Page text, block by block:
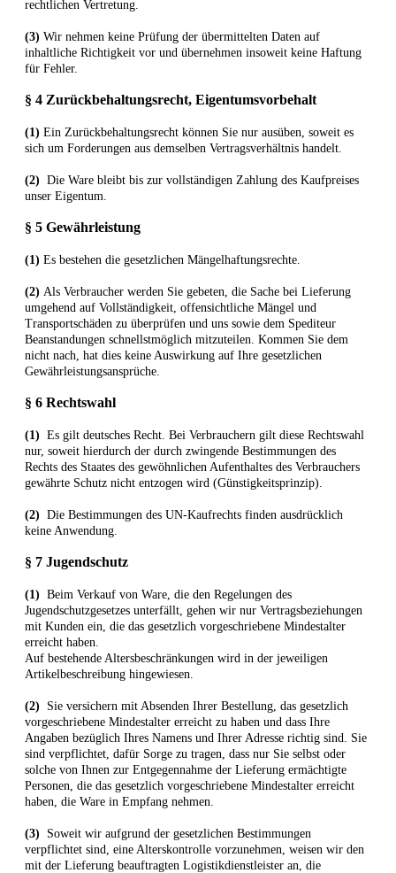
rechtlichen Vertretung.
(3) Wir nehmen keine Prüfung der übermittelten Daten auf
inhaltliche Richtigkeit vor und übernehmen insoweit keine Haftung
für Fehler.
§ 4 Zurückbehaltungsrecht, Eigentumsvorbehalt
(1) Ein Zurückbehaltungsrecht können Sie nur ausüben, soweit es
sich um Forderungen aus demselben Vertragsverhältnis handelt.
(2) Die Ware bleibt bis zur vollständigen Zahlung des Kaufpreises
unser Eigentum.
§ 5 Gewährleistung
(1) Es bestehen die gesetzlichen Mängelhaftungsrechte.
(2) Als Verbraucher werden Sie gebeten, die Sache bei Lieferung
umgehend auf Vollständigkeit, offensichtliche Mängel und
Transportschäden zu überprüfen und uns sowie dem Spediteur
Beanstandungen schnellstmöglich mitzuteilen. Kommen Sie dem
nicht nach, hat dies keine Auswirkung auf Ihre gesetzlichen
Gewährleistungsansprüche.
§ 6 Rechtswahl
(1) Es gilt deutsches Recht. Bei Verbrauchern gilt diese Rechtswahl
nur, soweit hierdurch der durch zwingende Bestimmungen des
Rechts des Staates des gewöhnlichen Aufenthaltes des Verbrauchers
gewährte Schutz nicht entzogen wird (Günstigkeitsprinzip).
(2) Die Bestimmungen des UN-Kaufrechts finden ausdrücklich
keine Anwendung.
§ 7 Jugendschutz
(1) Beim Verkauf von Ware, die den Regelungen des
Jugendschutzgesetzes unterfällt, gehen wir nur Vertragsbeziehungen
mit Kunden ein, die das gesetzlich vorgeschriebene Mindestalter
erreicht haben.
Auf bestehende Altersbeschränkungen wird in der jeweiligen
Artikelbeschreibung hingewiesen.
(2) Sie versichern mit Absenden Ihrer Bestellung, das gesetzlich
vorgeschriebene Mindestalter erreicht zu haben und dass Ihre
Angaben bezüglich Ihres Namens und Ihrer Adresse richtig sind. Sie
sind verpflichtet, dafür Sorge zu tragen, dass nur Sie selbst oder
solche von Ihnen zur Entgegennahme der Lieferung ermächtigte
Personen, die das gesetzlich vorgeschriebene Mindestalter erreicht
haben, die Ware in Empfang nehmen.
(3) Soweit wir aufgrund der gesetzlichen Bestimmungen
verpflichtet sind, eine Alterskontrolle vorzunehmen, weisen wir den
mit der Lieferung beauftragten Logistikdienstleister an, die